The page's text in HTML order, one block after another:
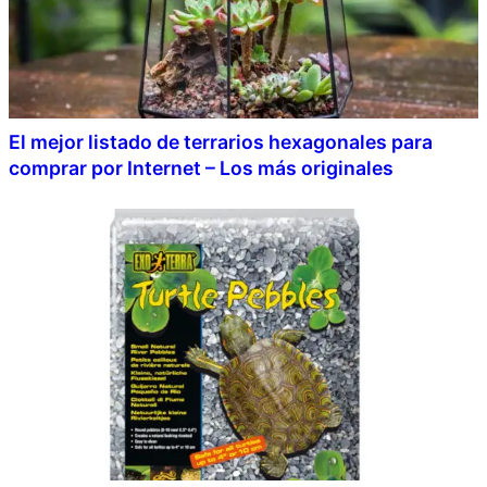
El mejor listado de terrarios hexagonales para
comprar por Internet – Los más originales